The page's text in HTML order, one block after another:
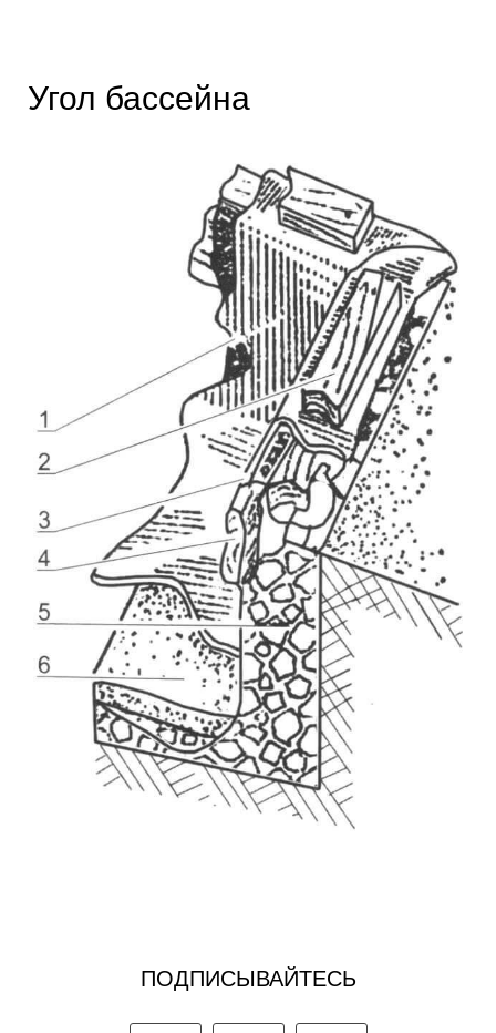
Угол бассейна
ПОДПИСЫВАЙТЕСЬ